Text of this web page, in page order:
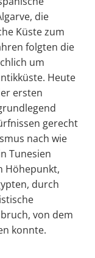
die
Küste zum
folgten die
um
Heute
ersten
gerecht
nach wie
Tunesien
Höhepunkt,
durch
von dem
konnte.